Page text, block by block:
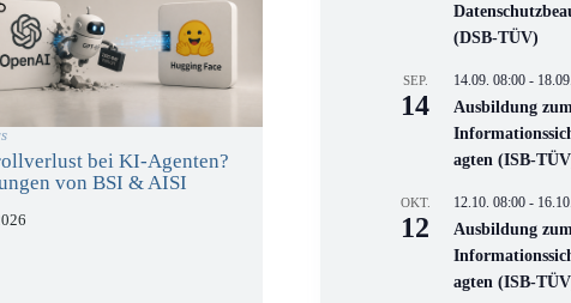
bei KI-Agenten?
von BSI & AISI
t
u
l
V
e
r
n
s
t
a
t
(DSB-TÜV)
SEP.
14
14.09. 08:00 -
Ausbildung zum
agten (ISB-
OKT.
12
12.10. 08:00 -
Ausbildung zum
agten (ISB-